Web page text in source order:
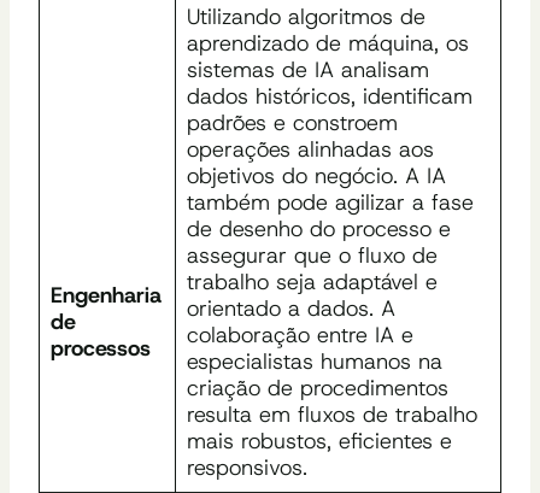
Engenharia
de
processos
Utilizando algoritmos de
aprendizado de máquina, os
sistemas de IA analisam
dados históricos, identificam
padrões e constroem
operações alinhadas aos
objetivos do negócio. A IA
também pode agilizar a fase
de desenho do processo e
assegurar que o fluxo de
trabalho seja adaptável e
orientado a dados. A
colaboração entre IA e
especialistas humanos na
criação de procedimentos
resulta em fluxos de trabalho
mais robustos, eficientes e
responsivos.